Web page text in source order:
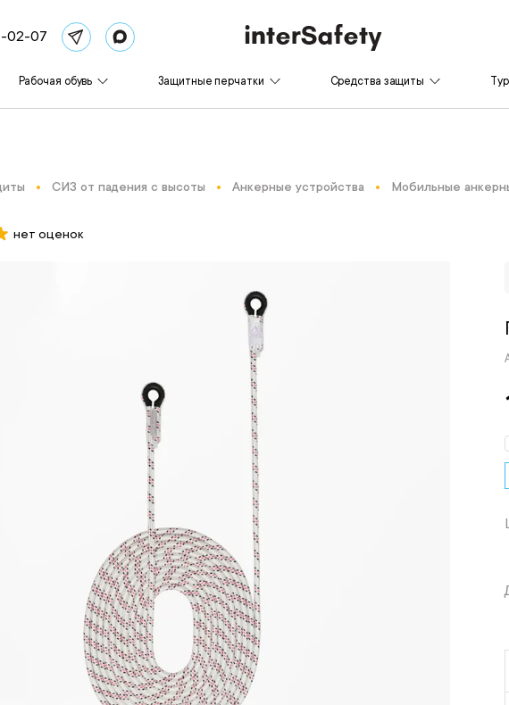
02-07
Рабочая обувь Защитные перчатки Средства защиты
СИЗ от падения с высоты Анкерные устройства Мобильные
нет оценок